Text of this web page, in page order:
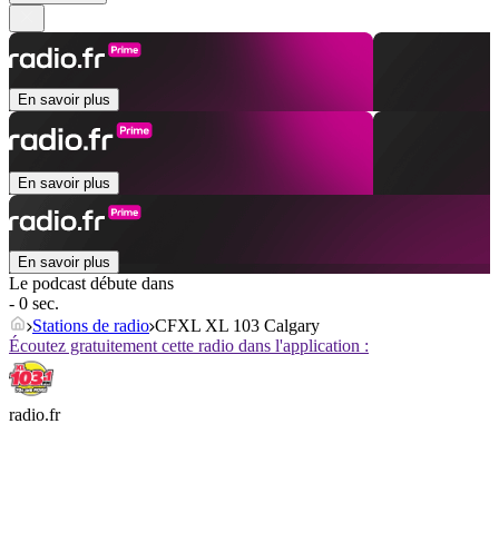
En savoir plus
En savoir plus
En savoir plus
Le podcast débute dans
- 0 sec.
Stations de radio CFXL XL 103 Calgary
Écoutez gratuitement cette radio dans l'application :
radio.fr